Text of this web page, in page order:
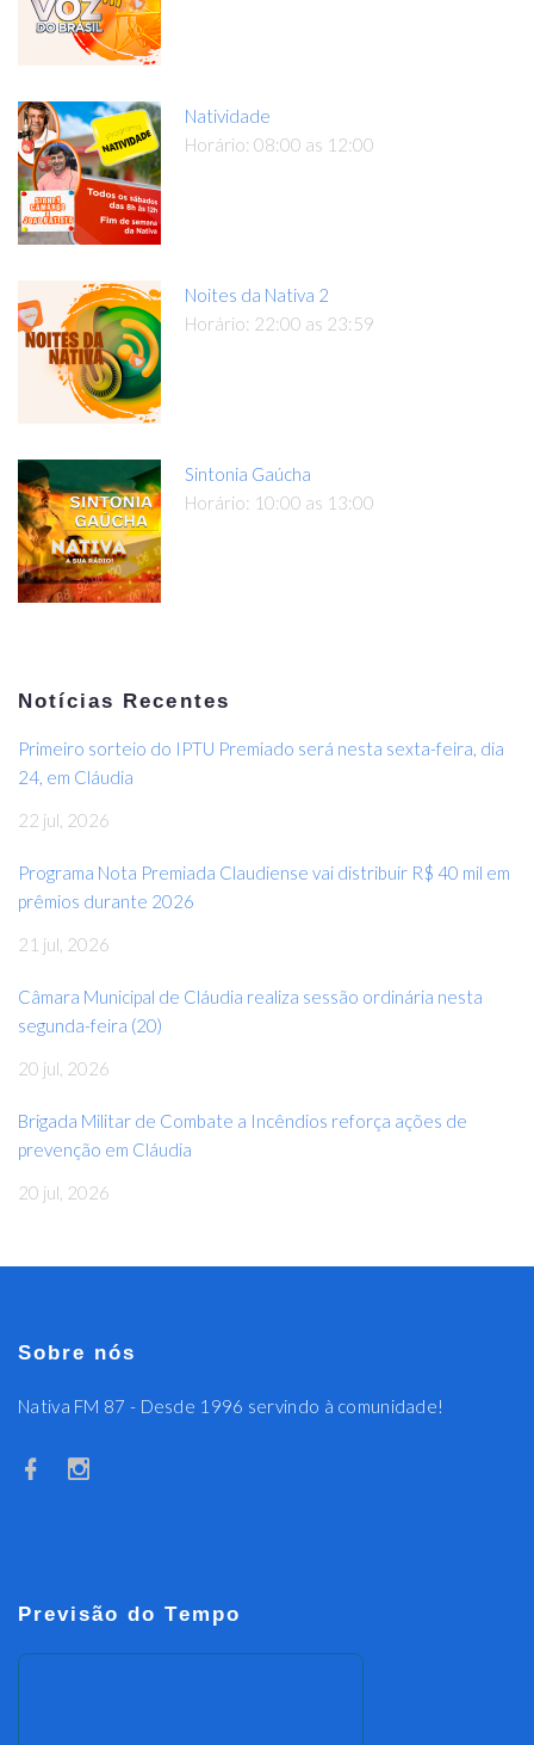
Natividade
Horário: 08:00 as 12:00
Noites da Nativa 2
Horário: 22:00 as 23:59
Sintonia Gaúcha
Horário: 10:00 as 13:00
Notícias Recentes
Primeiro sorteio do IPTU Premiado será nesta sexta-feira, dia
24, em Cláudia
22 jul, 2026
Programa Nota Premiada Claudiense vai distribuir R$ 40 mil em
prêmios durante 2026
21 jul, 2026
Câmara Municipal de Cláudia realiza sessão ordinária nesta
segunda-feira (20)
20 jul, 2026
Brigada Militar de Combate a Incêndios reforça ações de
prevenção em Cláudia
20 jul, 2026
Sobre nós
Nativa FM 87 - Desde 1996 servindo à comunidade!
Previsão do Tempo